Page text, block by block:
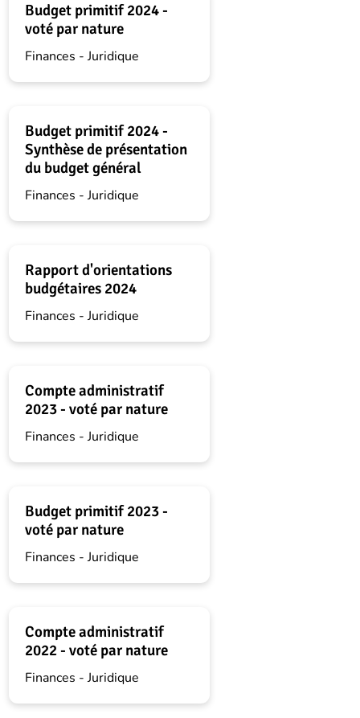
Budget primitif 2024 -
voté par nature
Finances - Juridique
Budget primitif 2024 -
Synthèse de présentation
du budget général
Finances - Juridique
Rapport d'orientations
budgétaires 2024
Finances - Juridique
Compte administratif
2023 - voté par nature
Finances - Juridique
Budget primitif 2023 -
voté par nature
Finances - Juridique
Compte administratif
2022 - voté par nature
Finances - Juridique